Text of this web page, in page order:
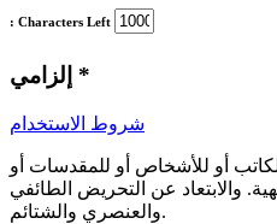
: Characters Left
*
شروط الاستخدام
أو للأشخاص أو للمقدسات أو
والابتعاد عن التحريض الطائفي
والعنصري والشتائم.